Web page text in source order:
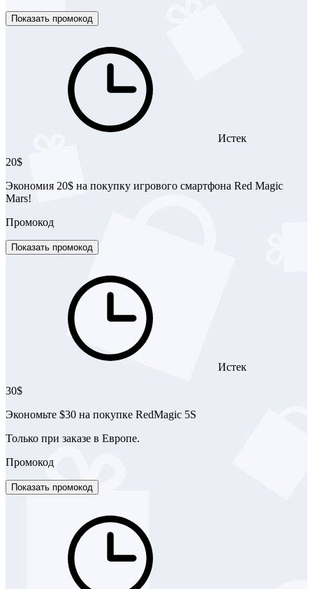
Показать промокод
Истек
20$
Экономия 20$ на покупку игрового смартфона Red Magic
Mars!
Промокод
Показать промокод
Истек
30$
Экономьте $30 на покупке RedMagic 5S
Только при заказе в Европе.
Промокод
Показать промокод